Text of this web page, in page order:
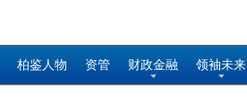
柏鉴人物 资管 财政金融 领袖未来